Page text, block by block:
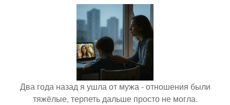
Два года назад я ушла от мужа - отношения были
тяжёлые, терпеть дальше просто не могла.